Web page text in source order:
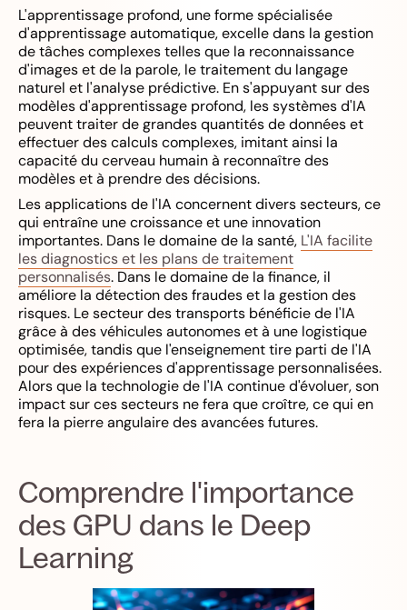
L'apprentissage profond, une forme spécialisée
d'apprentissage automatique, excelle dans la gestion
de tâches complexes telles que la reconnaissance
d'images et de la parole, le traitement du langage
naturel et l'analyse prédictive. En s'appuyant sur des
modèles d'apprentissage profond, les systèmes d'IA
peuvent traiter de grandes quantités de données et
effectuer des calculs complexes, imitant ainsi la
capacité du cerveau humain à reconnaître des
modèles et à prendre des décisions.
Les applications de l'IA concernent divers secteurs, ce
qui entraîne une croissance et une innovation
importantes. Dans le domaine de la santé, L'IA facilite
les diagnostics et les plans de traitement
personnalisés. Dans le domaine de la finance, il
améliore la détection des fraudes et la gestion des
risques. Le secteur des transports bénéficie de l'IA
grâce à des véhicules autonomes et à une logistique
optimisée, tandis que l'enseignement tire parti de l'IA
pour des expériences d'apprentissage personnalisées.
Alors que la technologie de l'IA continue d'évoluer, son
impact sur ces secteurs ne fera que croître, ce qui en
fera la pierre angulaire des avancées futures.
Comprendre l'importance
des GPU dans le Deep
Learning